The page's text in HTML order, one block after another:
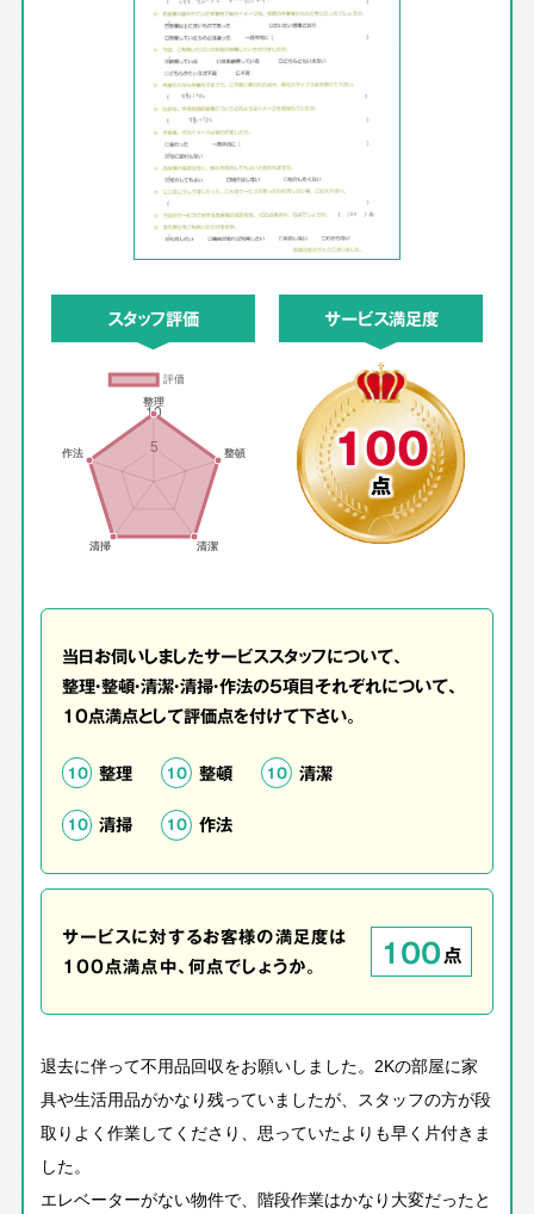
スタッフ評価 サービス満足度
100
点
当日お伺いしましたサービススタッフについて、
整理・整頓・清潔・清掃・作法の5項目それぞれについて、
10点満点として評価点を付けて下さい。
10 整理 10 整頓 10 清潔
10 清掃 10 作法
サービスに対するお客様の満足度は
100点満点中、何点でしょうか。
100点
退去に伴って不用品回収をお願いしました。2Kの部屋に家
具や生活用品がかなり残っていましたが、スタッフの方が段
取りよく作業してくださり、思っていたよりも早く片付きま
した。
エレベーターがない物件で、階段作業はかなり大変だったと